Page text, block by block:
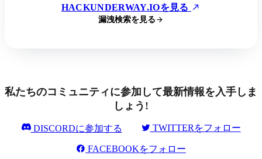
HACKUNDERWAY.IOを見る
漏洩検索を見る
私たちのコミュニティに参加して最新情報を入手しま
しょう!
DISCORDに参加する TWITTERをフォロー
FACEBOOKをフォロー